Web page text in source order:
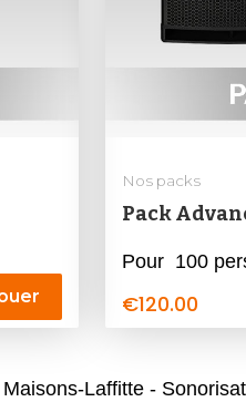
Nos packs
Pack
Pour 100
€120.00
Laffitte -